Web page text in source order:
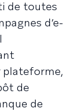
de toutes
d’e-
plateforme,
de
de